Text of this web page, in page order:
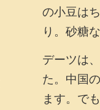
の小豆は
り。砂糖
デーツは
た。中国
ます。で